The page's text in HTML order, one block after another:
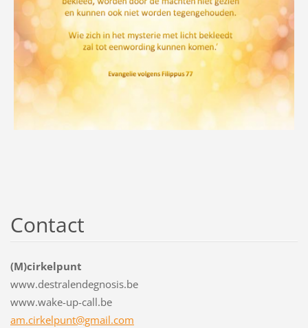
Contact
(M)cirkelpunt
www.destralendegnosis.be
www.wake-up-call.be
am.cirkelpunt@gmail.com